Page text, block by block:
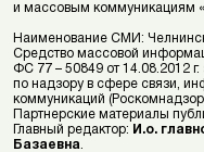
и массовым коммуникациям
Наименование СМИ:
Средство массовой
ФС 77 – 50849 от 14.08.2012
по надзору в сфере связи,
коммуникаций
Партнерские материалы
Главный редактор: И.о.
Базаевна